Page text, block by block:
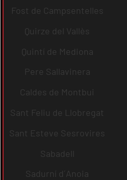
Fost de Campsentelles
Quirze del Vallès
Quintí de Mediona
Pere Sallavinera
Caldes de Montbui
Sant Feliu de Llobregat
Sant Esteve Sesrovires
Sabadell
Sadurní d´Anoia